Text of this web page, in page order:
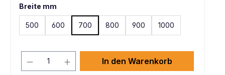
Breite mm
500 600 700 800 900 1000
In den Warenkorb